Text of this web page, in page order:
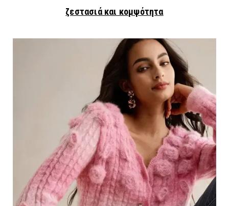
ζεστασιά και κομψότητα